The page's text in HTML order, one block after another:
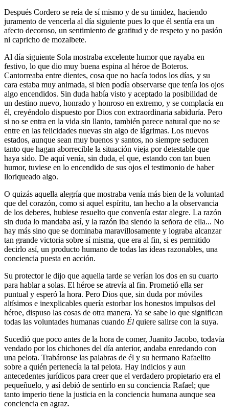
Después Cordero se reía de sí mismo y de su timidez, haciendo
juramento de vencerla al día siguiente pues lo que él sentía era un
afecto decoroso, un sentimiento de gratitud y de respeto y no pasión
ni capricho de mozalbete.
Al día siguiente Sola mostraba excelente humor que rayaba en
festivo, lo que dio muy buena espina al héroe de Boteros.
Cantorreaba entre dientes, cosa que no hacía todos los días, y su
cara estaba muy animada, si bien podía observarse que tenía los ojos
algo encendidos. Sin duda había visto y aceptado la posibilidad de
un destino nuevo, honrado y honroso en extremo, y se complacía en
él, creyéndolo dispuesto por Dios con extraordinaria sabiduría. Pero
si no se entra en la vida sin llanto, también parece natural que no se
entre en las felicidades nuevas sin algo de lágrimas. Los nuevos
estados, aunque sean muy buenos y santos, no siempre seducen
tanto que hagan aborrecible la situación vieja por detestable que
haya sido. De aquí venía, sin duda, el que, estando con tan buen
humor, tuviese en lo encendido de sus ojos el testimonio de haber
lloriqueado algo.
O quizás aquella alegría que mostraba venía más bien de la voluntad
que del corazón, como si aquel espíritu, tan hecho a la observancia
de los deberes, hubiese resuelto que convenía estar alegre. La razón
sin duda lo mandaba así, y la razón iba siendo la señora de ella... No
hay más sino que se dominaba maravillosamente y lograba alcanzar
tan grande victoria sobre sí misma, que era al fin, si es permitido
decirlo así, un producto humano de todas las ideas razonables, una
conciencia puesta en acción.
Su protector le dijo que aquella tarde se verían los dos en su cuarto
para hablar a solas. El héroe se atrevía al fin. Prometió ella ser
puntual y esperó la hora. Pero Dios que, sin duda por móviles
altísimos e inexplicables quería estorbar los honestos impulsos del
héroe, dispuso las cosas de otra manera. Ya se sabe lo que significan
todas las voluntades humanas cuando Él quiere salirse con la suya.
Sucedió que poco antes de la hora de comer, Juanito Jacobo, todavía
vendado por los chichones del día anterior, andaba enredando con
una pelota. Trabáronse las palabras de él y su hermano Rafaelito
sobre a quién pertenecía la tal pelota. Hay indicios y aun
antecedentes jurídicos para creer que el verdadero propietario era el
pequeñuelo, y así debió de sentirlo en su conciencia Rafael; que
tanto imperio tiene la justicia en la conciencia humana aunque sea
conciencia en agraz.